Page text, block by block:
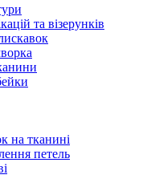
та візерунків
на тканині
петель